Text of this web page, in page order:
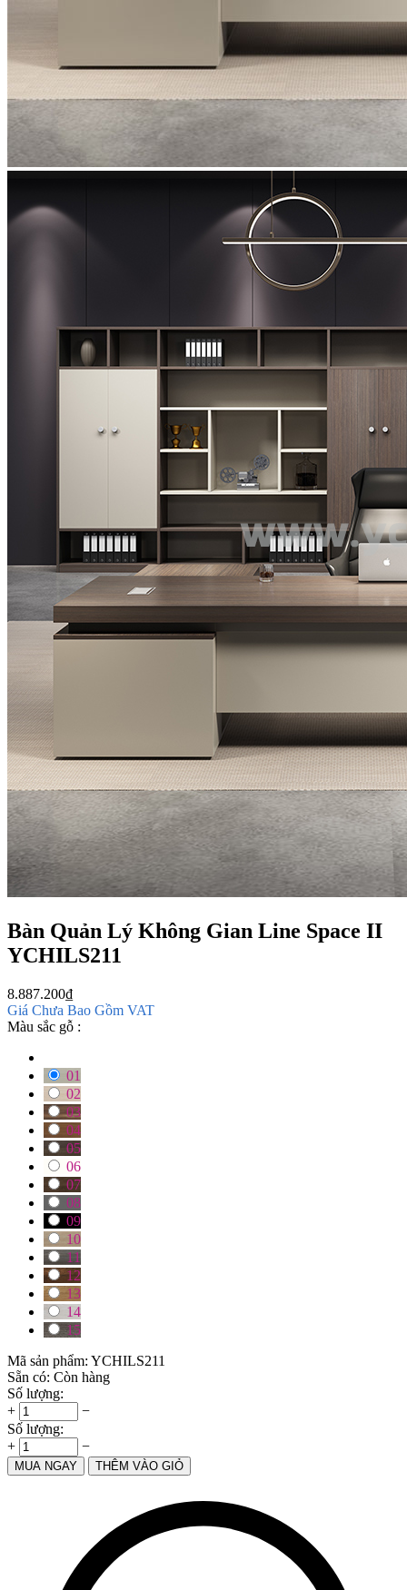
Bàn Quản Lý Không Gian Line Space II
YCHILS211
8.887.200₫
Giá Chưa Bao Gồm VAT
Màu sắc gỗ :
01
02
03
04
05
06
07
08
09
10
11
12
13
14
15
Mã sản phẩm: YCHILS211
Sẵn có: Còn hàng
Số lượng:
+
−
Số lượng:
+
−
MUA NGAY THÊM VÀO GIỎ